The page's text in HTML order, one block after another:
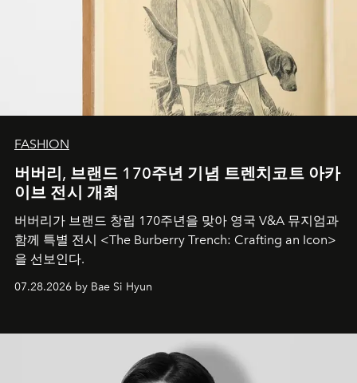
FASHION
버버리, 브랜드 170주년 기념 트렌치코트 아카
이브 전시 개최
버버리가 브랜드 창립 170주년을 맞아 영국 V&A 뮤지엄과
함께 특별 전시 <The Burberry Trench: Crafting an Icon>
을 선보인다.
07.28.2026 by Bae Si Hyun